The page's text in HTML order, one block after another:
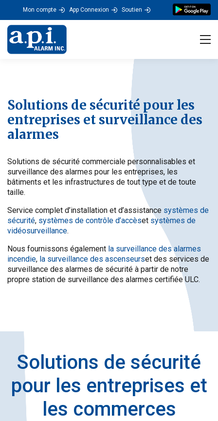
Mon compte App Connexion Soutien
Solutions de sécurité pour les
entreprises et surveillance des
alarmes
Solutions de sécurité commerciale personnalisables et
surveillance des alarmes pour les entreprises, les
bâtiments et les infrastructures de tout type et de toute
taille.
Service complet d’installation et d’assistance systèmes de
sécurité, systèmes de contrôle d’accèset systèmes de
vidéosurveillance.
Nous fournissons également la surveillance des alarmes
incendie, la surveillance des ascenseurset des services de
surveillance des alarmes de sécurité à partir de notre
propre station de surveillance des alarmes certifiée ULC.
Solutions de sécurité
pour les entreprises et
les commerces